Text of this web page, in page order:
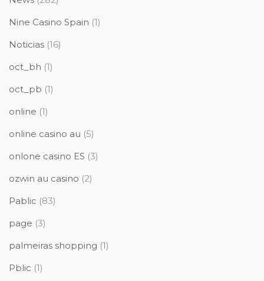
Nine Casino Spain (1)
Noticias (16)
oct_bh (1)
oct_pb (1)
online (1)
online casino au (5)
onlone casino ES (3)
ozwin au casino (2)
Pablic (83)
page (3)
palmeiras shopping (1)
Pblic (1)